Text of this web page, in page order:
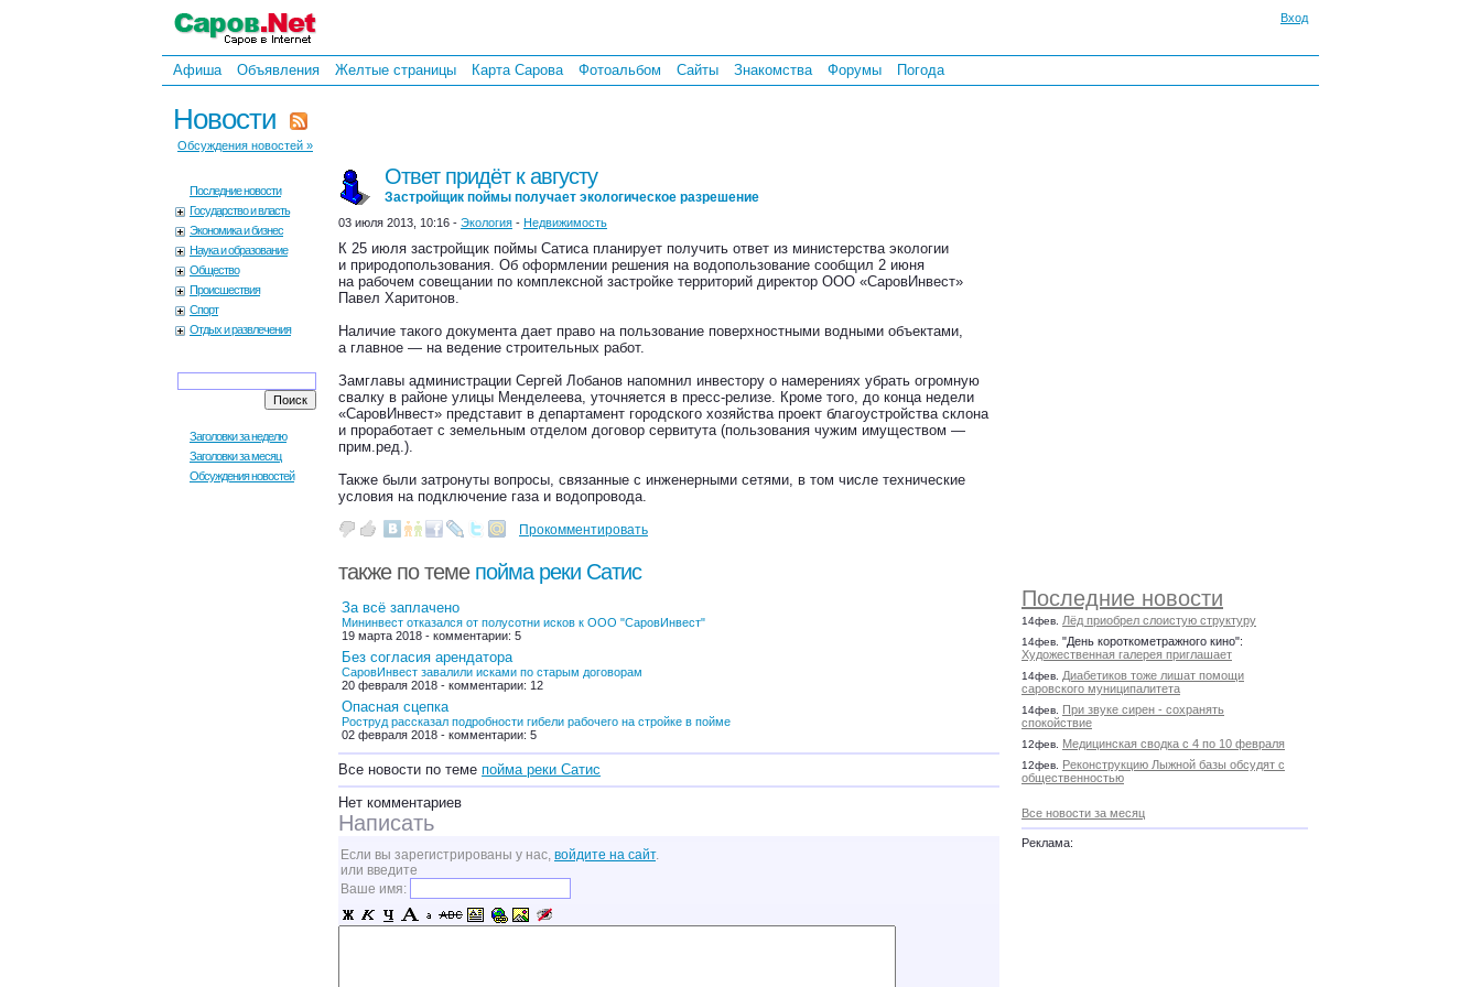
Вход
Афиша Объявления Желтые страницы Карта Сарова Фотоальбом Сайты Знакомства Форумы Погода
Новости
Обсуждения новостей »
Последние новости
14фев. Лёд приобрел слоистую структуру
14фев. "День короткометражного кино":
Художественная галерея приглашает
14фев.
Диабетиков тоже лишат помощи
саровского муниципалитета
14фев.
При звуке сирен - сохранять
спокойствие
12фев. Медицинская сводка с 4 по 10 февраля
12фев.
Реконструкцию Лыжной базы обсудят с
общественностью
Все новости за месяц
Реклама:
Последние новости
Государство и власть
Экономика и бизнес
Наука и образование
Общество
Происшествия
Спорт
Отдых и развлечения
Заголовки за неделю
Заголовки за месяц
Обсуждения новостей
Ответ придёт к августу
Застройщик поймы получает экологическое разрешение
03 июля 2013, 10:16 - Экология - Недвижимость
К 25 июля застройщик поймы Сатиса планирует получить ответ из министерства экологии
и природопользования. Об оформлении решения на водопользование сообщил 2 июня
на рабочем совещании по комплексной застройке территорий директор ООО «СаровИнвест»
Павел Харитонов.
Наличие такого документа дает право на пользование поверхностными водными объектами,
а главное — на ведение строительных работ.
Замглавы администрации Сергей Лобанов напомнил инвестору о намерениях убрать огромную
свалку в районе улицы Менделеева, уточняется в пресс-релизе. Кроме того, до конца недели
«СаровИнвест» представит в департамент городского хозяйства проект благоустройства склона
и проработает с земельным отделом договор сервитута (пользования чужим имуществом —
прим.ред.).
Также были затронуты вопросы, связанные с инженерными сетями, в том числе технические
условия на подключение газа и водопровода.
Прокомментировать
также по теме пойма реки Сатис
За всё заплачено
Мининвест отказался от полусотни исков к ООО "СаровИнвест"
19 марта 2018 - комментарии: 5
Без согласия арендатора
СаровИнвест завалили исками по старым договорам
20 февраля 2018 - комментарии: 12
Опасная сцепка
Роструд рассказал подробности гибели рабочего на стройке в пойме
02 февраля 2018 - комментарии: 5
Все новости по теме пойма реки Сатис
Нет комментариев
Написать
Если вы зарегистрированы у нас, войдите на сайт.
или введите
Ваше имя: